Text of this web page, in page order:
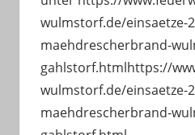
wulmstorf.de/einsaetze-
maehdrescherbrand-
gahlstorf.htmlhttps://
wulmstorf.de/einsaetze-
maehdrescherbrand-